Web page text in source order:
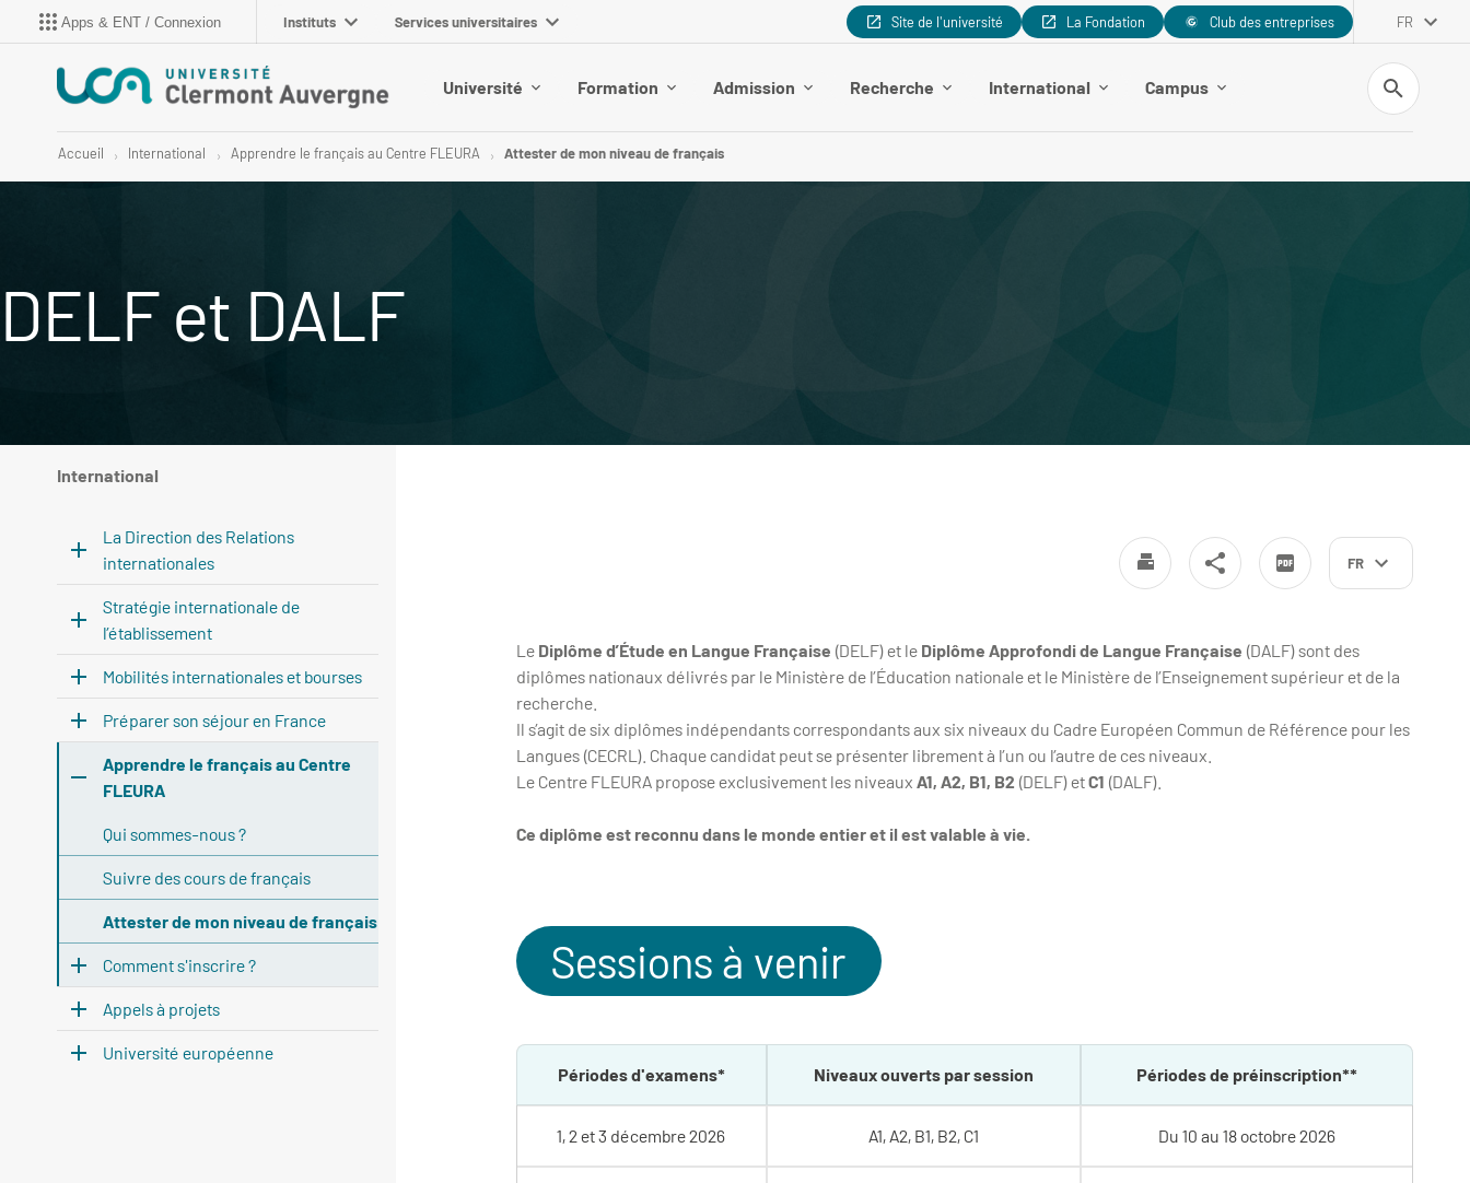
Apps & ENT / Connexion Instituts Services universitaires Site de l'université La Fondation Club des entreprises FR
Université Formation Admission Recherche International Campus
Recherche
Accueil International Apprendre le français au Centre FLEURA Attester de mon niveau de français
DELF et DALF
FR
Le Diplôme d’Étude en Langue Française (DELF) et le Diplôme Approfondi de Langue Française (DALF) sont des
diplômes nationaux délivrés par le Ministère de l’Éducation nationale et le Ministère de l’Enseignement supérieur et de la
recherche.
Il s’agit de six diplômes indépendants correspondants aux six niveaux du Cadre Européen Commun de Référence pour les
Langues (CECRL). Chaque candidat peut se présenter librement à l’un ou l’autre de ces niveaux.
Le Centre FLEURA propose exclusivement les niveaux A1, A2, B1, B2 (DELF) etC1 (DALF).
Ce diplôme est reconnu dans le monde entier et il est valable à vie.
Sessions à venir
Périodes d'examens* Niveaux ouverts par session Périodes de préinscription**
1, 2 et 3 décembre 2026 A1, A2, B1, B2, C1 Du 10 au 18 octobre 2026
International
La Direction des Relations
internationales
Stratégie internationale de
l’établissement
Mobilités internationales et bourses
Préparer son séjour en France
Apprendre le français au Centre
FLEURA
Qui sommes-nous ?
Suivre des cours de français
Attester de mon niveau de français
Comment s'inscrire ?
Appels à projets
Université européenne